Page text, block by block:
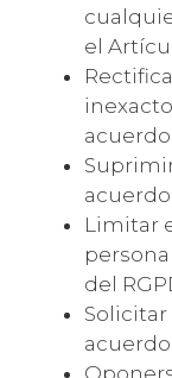
el
acuerdo
acuerdo
Limitar
del
acuerdo